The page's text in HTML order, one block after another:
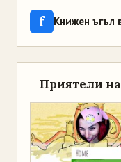
f Книжен ъгъл
Приятели